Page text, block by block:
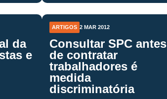
da
e
ARTIGOS 2 MAR 2012
Consultar SPC antes
de contratar
trabalhadores é
medida
discriminatória